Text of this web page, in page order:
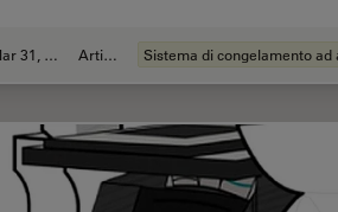
Mar 31, 2026 Articolo